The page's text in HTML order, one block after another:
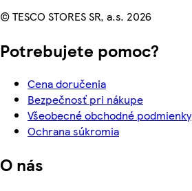
© TESCO STORES SR, a.s. 2026
Potrebujete pomoc?
Cena doručenia
Bezpečnosť pri nákupe
Všeobecné obchodné podmienky
Ochrana súkromia
O nás